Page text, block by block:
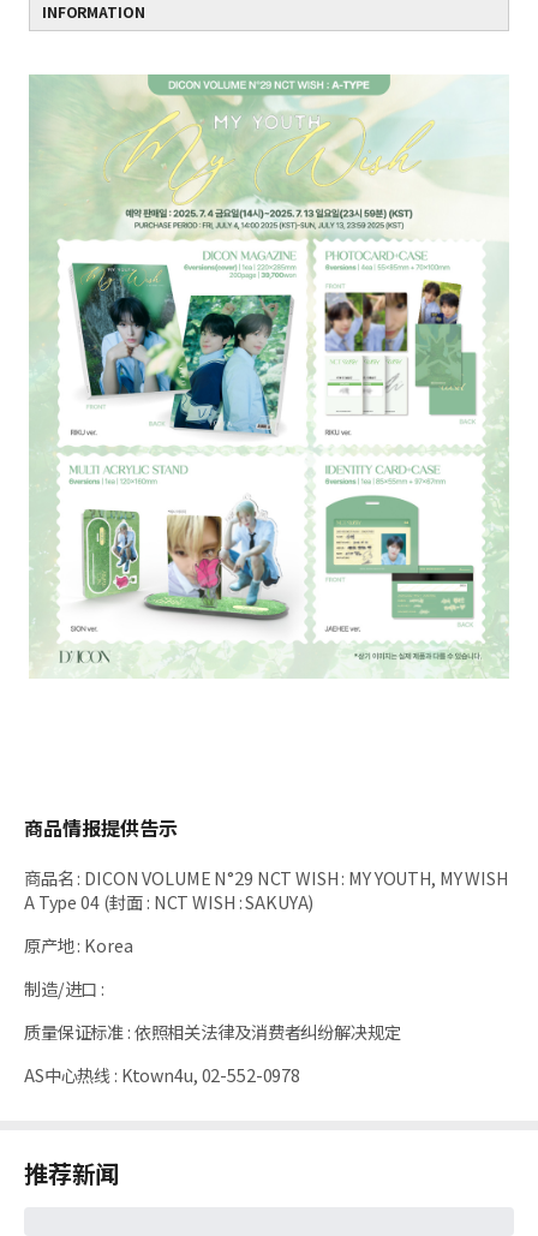
INFORMATION
商品情报提供告示
商品名: DICON VOLUME N°29 NCT WISH : MY YOUTH, MY WISH
A Type 04 (封面 : NCT WISH : SAKUYA)
原产地: Korea
制造/进口 :
质量保证标准:依照相关法律及消费者纠纷解决规定
AS中心热线: Ktown4u, 02-552-0978
推荐新闻